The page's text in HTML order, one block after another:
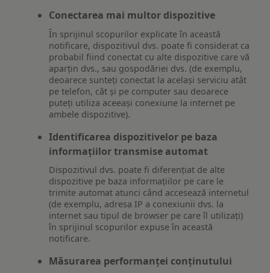
Conectarea mai multor dispozitive
În sprijinul scopurilor explicate în această
notificare, dispozitivul dvs. poate fi considerat ca
probabil fiind conectat cu alte dispozitive care vă
aparțin dvs., sau gospodăriei dvs. (de exemplu,
deoarece sunteți conectat la același serviciu atât
pe telefon, cât și pe computer sau deoarece
puteți utiliza aceeași conexiune la internet pe
ambele dispozitive).
Identificarea dispozitivelor pe baza
informațiilor transmise automat
Dispozitivul dvs. poate fi diferențiat de alte
dispozitive pe baza informațiilor pe care le
trimite automat atunci când accesează internetul
(de exemplu, adresa IP a conexiunii dvs. la
internet sau tipul de browser pe care îl utilizați)
în sprijinul scopurilor expuse în această
notificare.
Măsurarea performanței conținutului